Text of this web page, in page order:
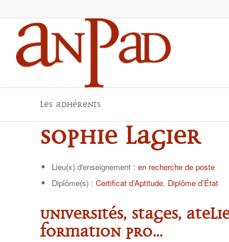
Les adhérents
Sophie LAGIER
Lieu(x) d'enseignement : en recherche de poste
Diplôme(s) : Certificat d’Aptitude, Diplôme d’État
Universités, stages,
formation pro…